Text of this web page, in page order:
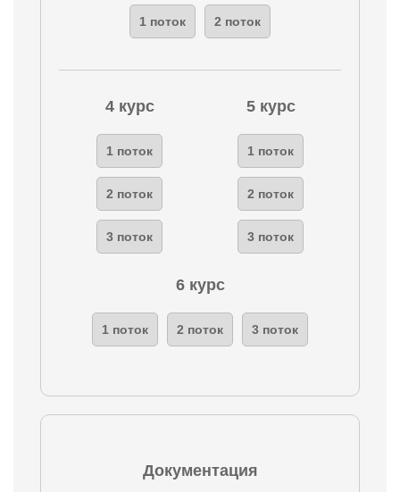
1 поток 2 поток
4 курс
1 поток
2 поток
3 поток
5 курс
1 поток
2 поток
3 поток
6 курс
1 поток 2 поток 3 поток
Документация